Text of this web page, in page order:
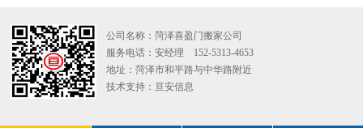
公司名称：菏泽喜盈门搬家公司
服务电话：安经理 152-5313-4653
地址：菏泽市和平路与中华路附近
技术支持： 亘安信息